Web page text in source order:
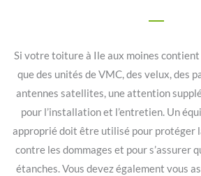
Si votre toiture à Ile aux moines
que des unités de VMC, des velux, des
antennes satellites, une attention
pour l’installation et l’entretien. Un
approprié doit être utilisé pour protéger
contre les dommages et pour s’assurer
étanches. Vous devez également vous